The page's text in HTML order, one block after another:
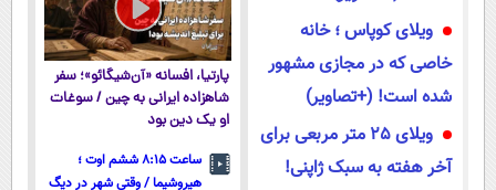
ویلای کوپاس ؛ خانه
خاصی که در مجازی مشهور
شده است! (+تصاویر)
ویلای 25 متر مربعی برای
آخر هفته به سبک ژاپنی!
پارتیا، افسانه «آن‌شیگائو»؛ سفر
شاهزاده ایرانی به چین / سوغات
او یک دین بود
ساعت ۸:۱۵ ششم اوت ؛
هیروشیما / وقتی شهر در دیگ